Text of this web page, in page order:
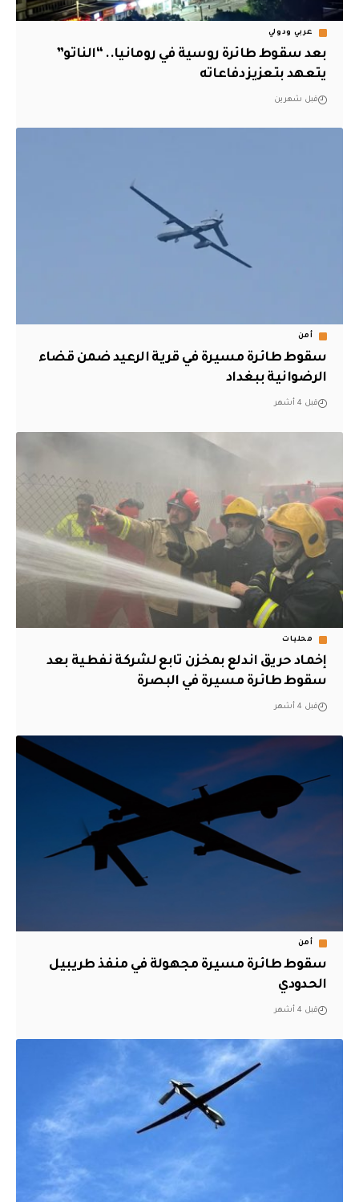
عربي ودولي
بعد سقوط طائرة روسية في رومانيا.. “الناتو”
يتعهد بتعزيز دفاعاته
قبل شهرين
أمن
سقوط طائرة مسيرة في قرية الرعيد ضمن قضاء
الرضوانية ببغداد
قبل 4 أشهر
محليات
إخماد حريق اندلع بمخزن تابع لشركة نفطية بعد
سقوط طائرة مسيرة في البصرة
قبل 4 أشهر
أمن
سقوط طائرة مسيرة مجهولة في منفذ طريبيل
الحدودي
قبل 4 أشهر